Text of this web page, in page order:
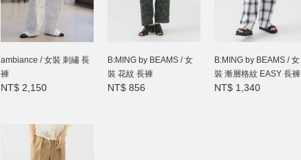
ambiance / 女裝 刺繡 長
褲
NT$ 2,150
B:MING by BEAMS / 女
裝 花紋 長褲
NT$ 856
B:MING by BEAMS / 女
裝 漸層格紋 EASY 長褲
NT$ 1,340